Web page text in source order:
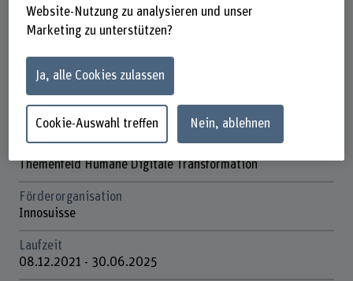
Institut(e)
Ernährung und Diätetik
Akademie-Praxis-Partnerschaft Insel Gruppe/BFH
Forschungseinheit(en)
Innovationsfeld Digitale Gesundheit
Themenfeld Humane Digitale Transformation
Förderorganisation
Innosuisse
Laufzeit
08.12.2021 - 30.06.2025
Website-Nutzung zu analysieren und unser
Marketing zu unterstützen?
Ja, alle Cookies zulassen
Cookie-Auswahl treffen Nein, ablehnen